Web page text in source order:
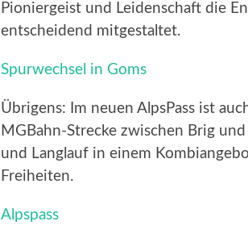
Pioniergeist und Leidenschaft die
entscheidend mitgestaltet.
Spurwechsel in Goms
Übrigens: Im neuen AlpsPass ist
MGBahn-Strecke zwischen Brig
und Langlauf in einem
Freiheiten.
Alpspass